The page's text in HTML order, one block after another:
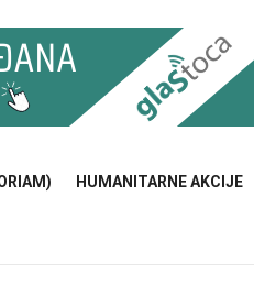
HUMANITARNE AKCIJE